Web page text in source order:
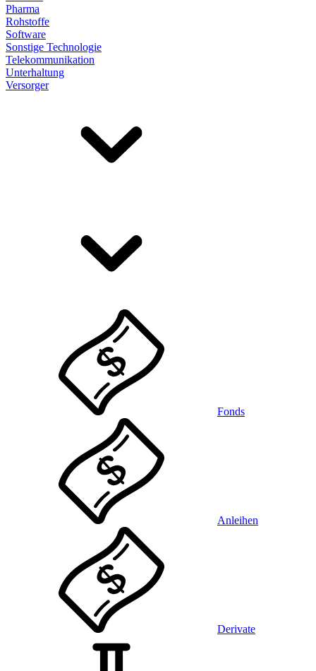
Pharma
Rohstoffe
Software
Sonstige Technologie
Telekommunikation
Unterhaltung
Versorger
Fonds
Anleihen
Derivate